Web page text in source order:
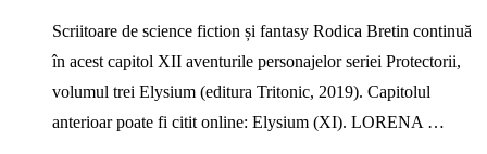
Scriitoare de science fiction și fantasy Rodica Bretin continuă
în acest capitol XII aventurile personajelor seriei Protectorii,
volumul trei Elysium (editura Tritonic, 2019). Capitolul
anterioar poate fi citit online: Elysium (XI). LORENA …